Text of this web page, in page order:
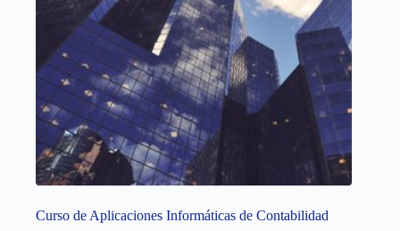
Curso de Aplicaciones Informáticas de Contabilidad